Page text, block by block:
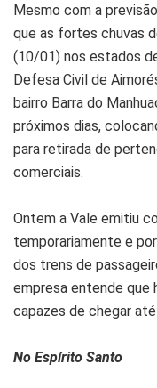
Mesmo com a
que as fortes chuvas
(10/01) nos estados
Defesa Civil de
bairro Barra do
próximos dias,
para retirada de
comerciais.
Ontem a Vale emitiu
temporariamente e
dos trens de
empresa entende que
capazes de chegar
No Espírito Santo